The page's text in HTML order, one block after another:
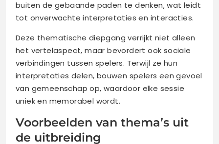
buiten de gebaande paden te denken, wat leidt
tot onverwachte interpretaties en interacties.
Deze thematische diepgang verrijkt niet alleen
het vertelaspect, maar bevordert ook sociale
verbindingen tussen spelers. Terwijl ze hun
interpretaties delen, bouwen spelers een gevoel
van gemeenschap op, waardoor elke sessie
uniek en memorabel wordt.
Voorbeelden van thema’s uit
de uitbreiding